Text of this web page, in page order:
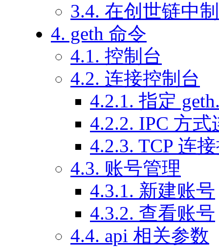
3.4. 在创世链中
4. geth 命令
4.1. 控制台
4.2. 连接控制台
4.2.1. 指定
4.2.2. IPC 方式
4.2.3. TCP 连
4.3. 账号管理
4.3.1. 新建账号
4.3.2. 查看账号
4.4. api 相关参数